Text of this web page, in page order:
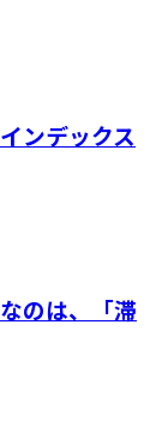
ンデックス
のは、「滞